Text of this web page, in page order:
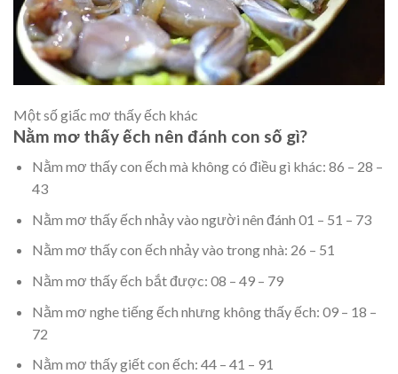
Một số giấc mơ thấy ếch khác
Nằm mơ thấy ếch nên đánh con số gì?
Nằm mơ thấy con ếch mà không có điều gì khác: 86 – 28 –
43
Nằm mơ thấy ếch nhảy vào người nên đánh 01 – 51 – 73
Nằm mơ thấy con ếch nhảy vào trong nhà: 26 – 51
Nằm mơ thấy ếch bắt được: 08 – 49 – 79
Nằm mơ nghe tiếng ếch nhưng không thấy ếch: 09 – 18 –
72
Nằm mơ thấy giết con ếch: 44 – 41 – 91